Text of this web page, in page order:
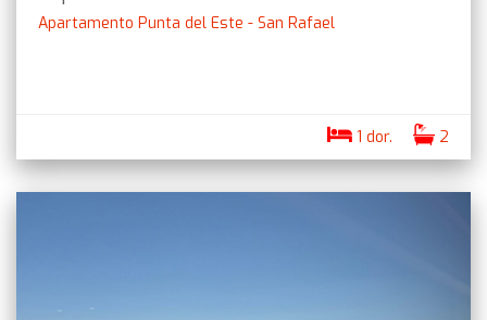
Apartamento Punta del Este - San Rafael
1 dor. 2